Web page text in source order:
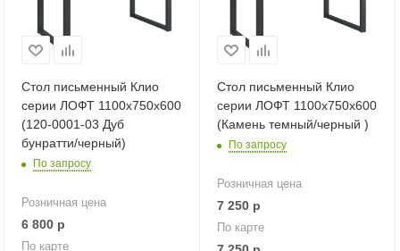
Стол письменный Клио
серии ЛОФТ 1100х750х600
(120-0001-03 Дуб
бунратти/черный)
По запросу
Розничная цена
6 800 р
По карте
Стол письменный Клио
серии ЛОФТ 1100х750х600
(Камень темный/черный )
По запросу
Розничная цена
7 250 р
По карте